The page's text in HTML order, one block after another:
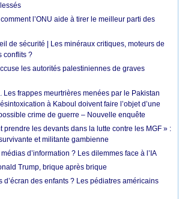
l’ONU aide à tirer le meilleur parti des
de sécurité | Les minéraux critiques, moteurs de
conflits ?
les autorités palestiniennes de graves
Les frappes meurtrières menées par le Pakistan
à Kaboul doivent faire l’objet d’une
crime de guerre – Nouvelle enquête
prendre les devants dans la lutte contre les MGF » :
et militante gambienne
d’information ? Les dilemmes face à l’IA
Trump, brique après brique
d’écran des enfants ? Les pédiatres américains